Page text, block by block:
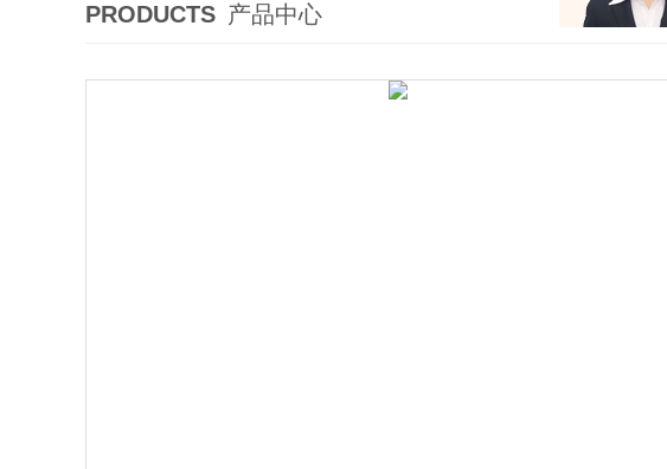
PRODUCTS 产品中心